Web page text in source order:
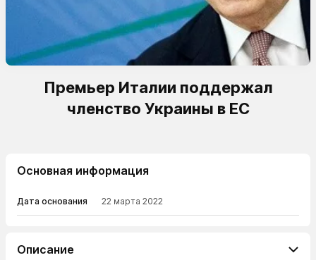
Премьер Италии поддержал
членство Украины в ЕС
Основная информация
Дата основания 22 марта 2022
Описание